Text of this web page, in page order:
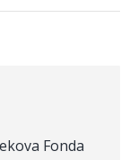
Fonda